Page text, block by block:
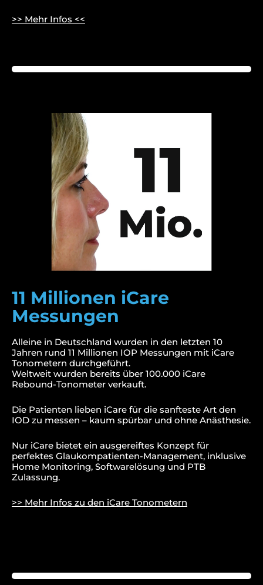
>> Mehr Infos <<
11 Millionen iCare
Messungen
Alleine in Deutschland wurden in den letzten 10
Jahren rund 11 Millionen IOP Messungen mit iCare
Tonometern durchgeführt.
Weltweit wurden bereits über 100.000 iCare
Rebound-Tonometer verkauft.
Die Patienten lieben iCare für die sanfteste Art den
IOD zu messen – kaum spürbar und ohne Anästhesie.
Nur iCare bietet ein ausgereiftes Konzept für
perfektes Glaukompatienten-Management, inklusive
Home Monitoring, Softwarelösung und PTB
Zulassung.
>> Mehr Infos zu den iCare Tonometern